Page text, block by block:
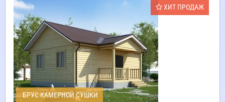
ХИТ ПРОДАЖ
БРУС КАМЕРНОЙ СУШКИ